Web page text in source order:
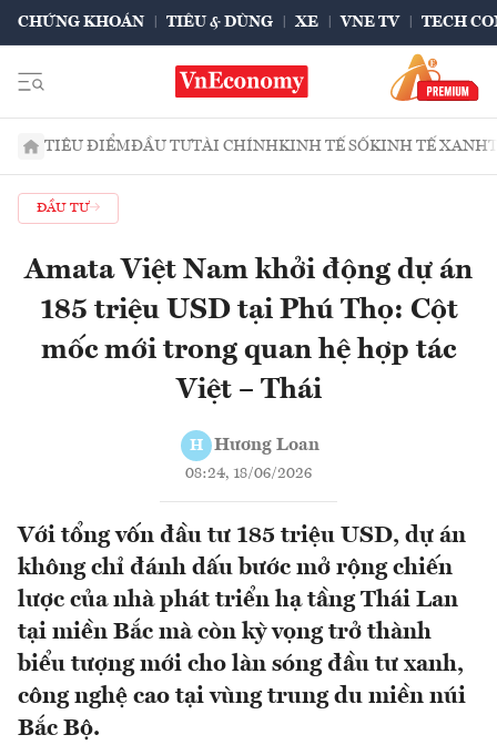
CHỨNG KHOÁN TIÊU & DÙNG XE VNE TV TECH
TIÊU ĐIỂMĐẦU TƯTÀI CHÍNHKINH TẾ SỐKINH TẾ XANH
ĐẦU TƯ
Amata Việt Nam khởi động dự án
185 triệu USD tại Phú Thọ: Cột
mốc mới trong quan hệ hợp tác
Việt – Thái
H Hương Loan
08:24, 18/06/2026
Với tổng vốn đầu tư 185 triệu USD, dự án
không chỉ đánh dấu bước mở rộng chiến
lược của nhà phát triển hạ tầng Thái Lan
tại miền Bắc mà còn kỳ vọng trở thành
biểu tượng mới cho làn sóng đầu tư xanh,
công nghệ cao tại vùng trung du miền núi
Bắc Bộ.